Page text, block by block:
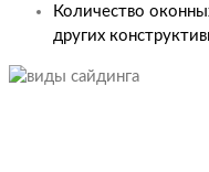
Количество
других